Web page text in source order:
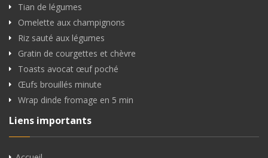
Tian de légumes
Omelette aux champignons
Riz sauté aux légumes
Gratin de courgettes et chèvre
Toasts avocat œuf poché
Œufs brouillés minute
Wrap dinde fromage en 5 min
Liens importants